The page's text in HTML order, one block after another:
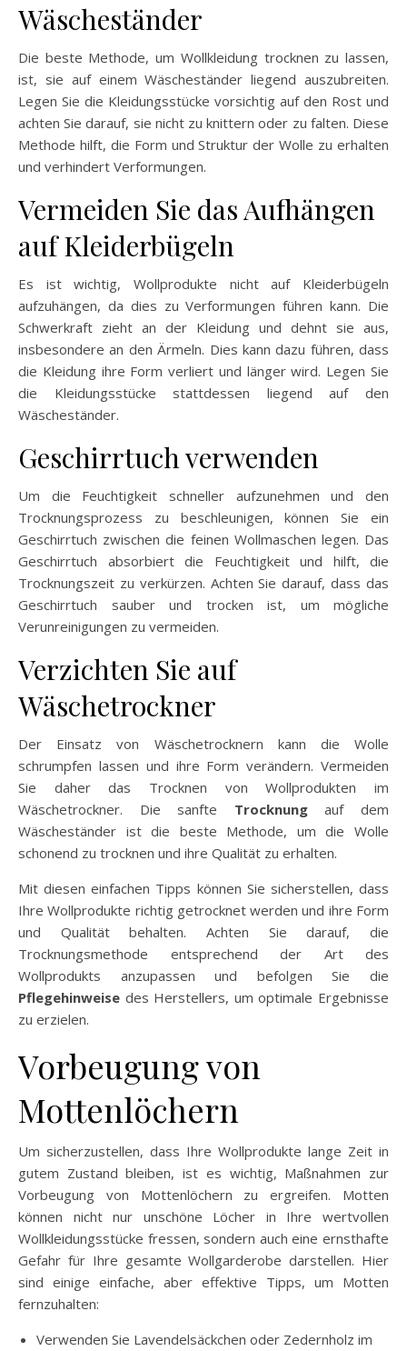
Wäscheständer
Die beste Methode, um Wollkleidung trocknen zu lassen,
ist, sie auf einem Wäscheständer liegend auszubreiten.
Legen Sie die Kleidungsstücke vorsichtig auf den Rost und
achten Sie darauf, sie nicht zu knittern oder zu falten. Diese
Methode hilft, die Form und Struktur der Wolle zu erhalten
und verhindert Verformungen.
Vermeiden Sie das Aufhängen
auf Kleiderbügeln
Es ist wichtig, Wollprodukte nicht auf Kleiderbügeln
aufzuhängen, da dies zu Verformungen führen kann. Die
Schwerkraft zieht an der Kleidung und dehnt sie aus,
insbesondere an den Ärmeln. Dies kann dazu führen, dass
die Kleidung ihre Form verliert und länger wird. Legen Sie
die Kleidungsstücke stattdessen liegend auf den
Wäscheständer.
Geschirrtuch verwenden
Um die Feuchtigkeit schneller aufzunehmen und den
Trocknungsprozess zu beschleunigen, können Sie ein
Geschirrtuch zwischen die feinen Wollmaschen legen. Das
Geschirrtuch absorbiert die Feuchtigkeit und hilft, die
Trocknungszeit zu verkürzen. Achten Sie darauf, dass das
Geschirrtuch sauber und trocken ist, um mögliche
Verunreinigungen zu vermeiden.
Verzichten Sie auf
Wäschetrockner
Der Einsatz von Wäschetrocknern kann die Wolle
schrumpfen lassen und ihre Form verändern. Vermeiden
Sie daher das Trocknen von Wollprodukten im
Wäschetrockner. Die sanfte Trocknungauf dem
Wäscheständer ist die beste Methode, um die Wolle
schonend zu trocknen und ihre Qualität zu erhalten.
Mit diesen einfachen Tipps können Sie sicherstellen, dass
Ihre Wollprodukte richtig getrocknet werden und ihre Form
und Qualität behalten. Achten Sie darauf, die
Trocknungsmethode entsprechend der Art des
Wollprodukts anzupassen und befolgen Sie die
Pflegehinweise des Herstellers, um optimale Ergebnisse
zu erzielen.
Vorbeugung von
Mottenlöchern
Um sicherzustellen, dass Ihre Wollprodukte lange Zeit in
gutem Zustand bleiben, ist es wichtig, Maßnahmen zur
Vorbeugung von Mottenlöchern zu ergreifen. Motten
können nicht nur unschöne Löcher in Ihre wertvollen
Wollkleidungsstücke fressen, sondern auch eine ernsthafte
Gefahr für Ihre gesamte Wollgarderobe darstellen. Hier
sind einige einfache, aber effektive Tipps, um Motten
fernzuhalten:
Verwenden Sie Lavendelsäckchen oder Zedernholz im